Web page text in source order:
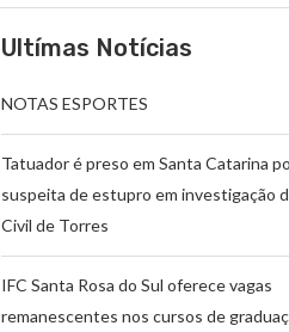
Ultímas Notícias
NOTAS ESPORTES
Tatuador é preso em Santa Catarina
suspeita de estupro em investigação
Civil de Torres
IFC Santa Rosa do Sul oferece vagas
remanescentes nos cursos de